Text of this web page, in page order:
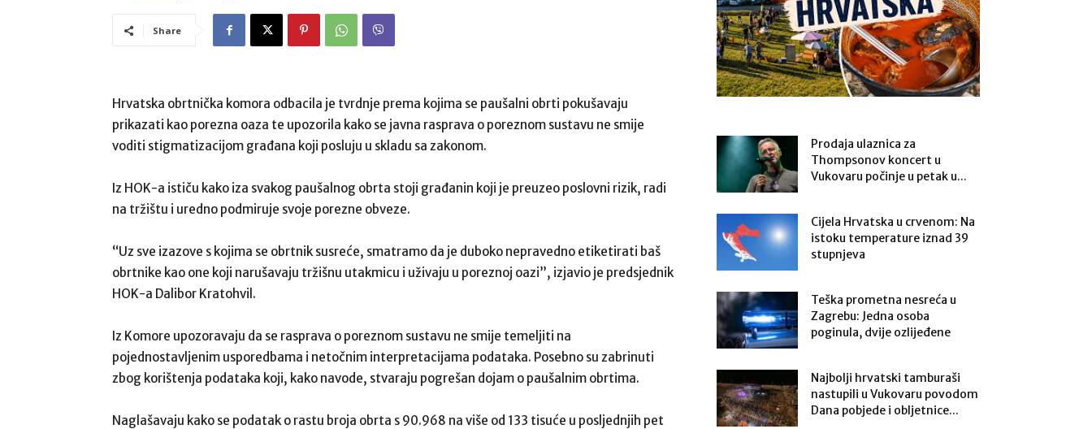
Share
Hrvatska obrtnička komora odbacila je tvrdnje prema kojima se paušalni obrti pokušavaju
prikazati kao porezna oaza te upozorila kako se javna rasprava o poreznom sustavu ne smije
voditi stigmatizacijom građana koji posluju u skladu sa zakonom.
Iz HOK-a ističu kako iza svakog paušalnog obrta stoji građanin koji je preuzeo poslovni rizik, radi
na tržištu i uredno podmiruje svoje porezne obveze.
“Uz sve izazove s kojima se obrtnik susreće, smatramo da je duboko nepravedno etiketirati baš
obrtnike kao one koji narušavaju tržišnu utakmicu i uživaju u poreznoj oazi”, izjavio je predsjednik
HOK-a Dalibor Kratohvil.
Iz Komore upozoravaju da se rasprava o poreznom sustavu ne smije temeljiti na
pojednostavljenim usporedbama i netočnim interpretacijama podataka. Posebno su zabrinuti
zbog korištenja podataka koji, kako navode, stvaraju pogrešan dojam o paušalnim obrtima.
Naglašavaju kako se podatak o rastu broja obrta s 90.968 na više od 133 tisuće u posljednjih pet
Prodaja ulaznica za
Thompsonov koncert u
Vukovaru počinje u petak u...
Cijela Hrvatska u crvenom: Na
istoku temperature iznad 39
stupnjeva
Teška prometna nesreća u
Zagrebu: Jedna osoba
poginula, dvije ozlijeđene
Najbolji hrvatski tamburaši
nastupili u Vukovaru povodom
Dana pobjede i obljetnice...